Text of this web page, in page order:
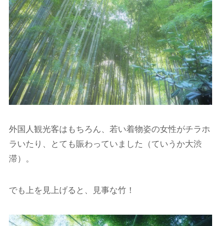
外国人観光客はもちろん、若い着物姿の女性がチラホ
ラいたり、とても賑わっていました（ていうか大渋
滞）。
でも上を見上げると、見事な竹！